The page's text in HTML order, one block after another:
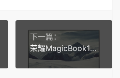
下一篇：
荣耀MagicBook14Pro 2023（GLO-W561）原装Windows11系统不带智能还原